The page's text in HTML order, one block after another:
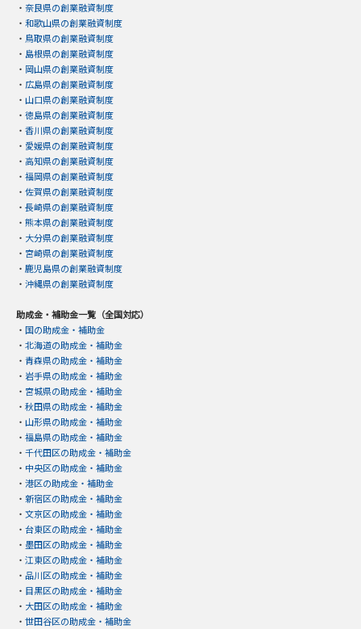
・ 奈良県の創業融資制度
・ 和歌山県の創業融資制度
・ 鳥取県の創業融資制度
・ 島根県の創業融資制度
・ 岡山県の創業融資制度
・ 広島県の創業融資制度
・ 山口県の創業融資制度
・ 徳島県の創業融資制度
・ 香川県の創業融資制度
・ 愛媛県の創業融資制度
・ 高知県の創業融資制度
・ 福岡県の創業融資制度
・ 佐賀県の創業融資制度
・ 長崎県の創業融資制度
・ 熊本県の創業融資制度
・ 大分県の創業融資制度
・ 宮崎県の創業融資制度
・ 鹿児島県の創業融資制度
・ 沖縄県の創業融資制度
助成金・補助金一覧（全国対応）
・ 国の助成金・補助金
・ 北海道の助成金・補助金
・ 青森県の助成金・補助金
・ 岩手県の助成金・補助金
・ 宮城県の助成金・補助金
・ 秋田県の助成金・補助金
・ 山形県の助成金・補助金
・ 福島県の助成金・補助金
・ 千代田区の助成金・補助金
・ 中央区の助成金・補助金
・ 港区の助成金・補助金
・ 新宿区の助成金・補助金
・ 文京区の助成金・補助金
・ 台東区の助成金・補助金
・ 墨田区の助成金・補助金
・ 江東区の助成金・補助金
・ 品川区の助成金・補助金
・ 目黒区の助成金・補助金
・ 大田区の助成金・補助金
・ 世田谷区の助成金・補助金